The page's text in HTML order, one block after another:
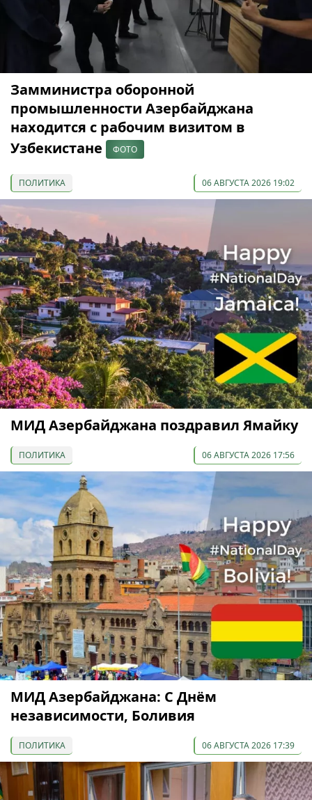
Замминистра оборонной
промышленности Азербайджана
находится с рабочим визитом в
Узбекистане
ФОТО
ПОЛИТИКА 06 АВГУСТА 2026 19:02
МИД Азербайджана поздравил Ямайку
ПОЛИТИКА 06 АВГУСТА 2026 17:56
МИД Азербайджана: С Днём
независимости, Боливия
ПОЛИТИКА 06 АВГУСТА 2026 17:39